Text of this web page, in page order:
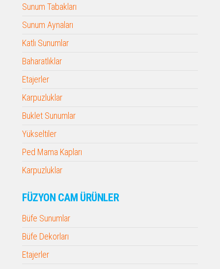
Sunum Tabakları
Sunum Aynaları
Katlı Sunumlar
Baharatlıklar
Etajerler
Karpuzluklar
Buklet Sunumlar
Yükseltiler
Ped Mama Kapları
Karpuzluklar
FÜZYON CAM ÜRÜNLER
Büfe Sunumlar
Büfe Dekorları
Etajerler